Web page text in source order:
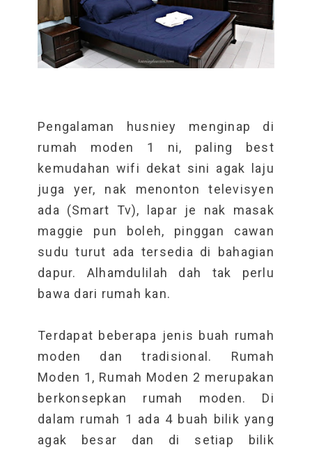
Pengalaman husniey menginap di
rumah moden 1 ni, paling best
kemudahan wifi dekat sini agak laju
juga yer, nak menonton televisyen
ada (Smart Tv), lapar je nak masak
maggie pun boleh, pinggan cawan
sudu turut ada tersedia di bahagian
dapur. Alhamdulilah dah tak perlu
bawa dari rumah kan.
Terdapat beberapa jenis buah rumah
moden dan tradisional. Rumah
Moden 1, Rumah Moden 2 merupakan
berkonsepkan rumah moden. Di
dalam rumah 1 ada 4 buah bilik yang
agak besar dan di setiap bilik